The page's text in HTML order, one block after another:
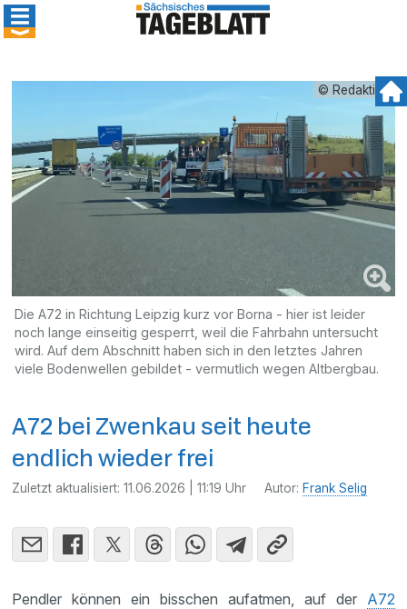
© Redaktion
Die A72 in Richtung Leipzig kurz vor Borna - hier ist leider
noch lange einseitig gesperrt, weil die Fahrbahn untersucht
wird. Auf dem Abschnitt haben sich in den letztes Jahren
viele Bodenwellen gebildet - vermutlich wegen Altbergbau.
A72 bei Zwenkau seit heute
endlich wieder frei
Zuletzt aktualisiert:11.06.2026 | 11:19 Uhr Autor: Frank Selig
Pendler können ein bisschen aufatmen, auf der A72